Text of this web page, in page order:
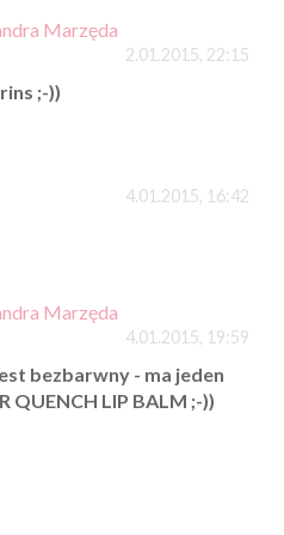
Marzęda
2.01.2015, 22:15
;-))
4.01.2015, 16:42
Marzęda
4.01.2015, 19:59
bezbarwny - ma jeden
QUENCH LIP BALM ;-))